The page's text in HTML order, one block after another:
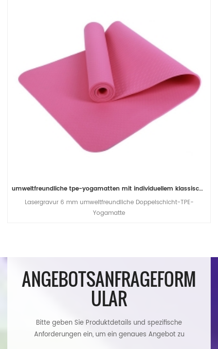
umweltfreundliche tpe-yogamatten mit individuellem klassischem druck
Lasergravur 6 mm umweltfreundliche Doppelschicht-TPE-
Yogamatte
ANGEBOTSANFRAGEFORM
ULAR
Bitte geben Sie Produktdetails und spezifische
Anforderungen ein, um ein genaues Angebot zu